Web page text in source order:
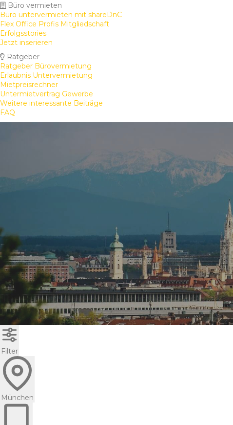
Büro vermieten
Büro untervermieten mit shareDnC
Flex Office Profis Mitgliedschaft
Erfolgsstories
Jetzt inserieren
Ratgeber
Ratgeber Bürovermietung
Erlaubnis Untervermietung
Mietpreisrechner
Untermietvertrag Gewerbe
Weitere interessante Beiträge
FAQ
Filter
München